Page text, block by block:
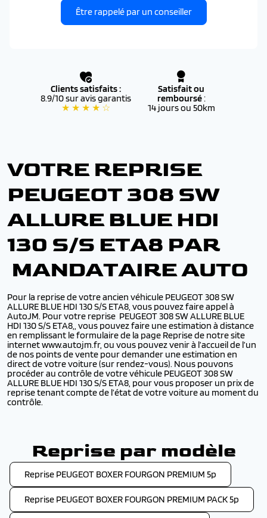
Être rappelé par un conseiller
Clients satisfaits :
8.9/10 sur avis garantis
★ ★ ★ ★ ☆
Satisfait ou
remboursé:
14 jours ou 50km
VOTRE REPRISE
PEUGEOT 308 SW
ALLURE BLUE HDI
130 S/S ETA8 PAR
MANDATAIRE AUTO
Pour la reprise de votre ancien véhicule PEUGEOT 308 SW
ALLURE BLUE HDI 130 S/S ETA8, vous pouvez faire appel à
AutoJM. Pour votre reprise PEUGEOT 308 SW ALLURE BLUE
HDI 130 S/S ETA8,, vous pouvez faire une estimation à distance
en remplissant le formulaire de la page Reprise de notre site
internet www.autojm.fr, ou vous pouvez venir à l’accueil de l’un
de nos points de vente pour demander une estimation en
direct de votre voiture (sur rendez-vous). Nous pouvons
procéder au contrôle de votre véhicule PEUGEOT 308 SW
ALLURE BLUE HDI 130 S/S ETA8, pour vous proposer un prix de
reprise tenant compte de l’état de votre voiture au moment du
contrôle.
Reprise par modèle
Reprise PEUGEOT BOXER FOURGON PREMIUM 5p
Reprise PEUGEOT BOXER FOURGON PREMIUM PACK 5p